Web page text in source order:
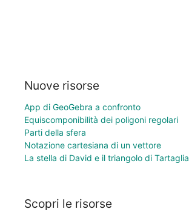
Nuove risorse
App di GeoGebra a confronto
Equiscomponibilità dei poligoni regolari
Parti della sfera
Notazione cartesiana di un vettore
La stella di David e il triangolo di Tartaglia
Scopri le risorse